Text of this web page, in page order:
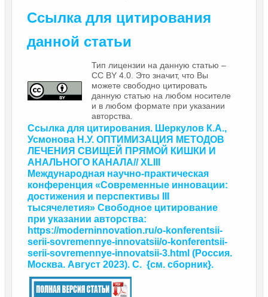
Ссылка для цитирования
данной статьи
Тип лицензии на данную статью –
CC BY 4.0. Это значит, что Вы
можете свободно цитировать
данную статью на любом носителе
и в любом формате при указании
авторства.
Ссылка для цитирования. Шеркулов К.А.,
Усмонова Н.У. ОПТИМИЗАЦИЯ МЕТОДОВ
ЛЕЧЕНИЯ СВИЩЕЙ ПРЯМОЙ КИШКИ И
АНАЛЬНОГО КАНАЛА// XLIII
Международная научно-практическая
конференция «Современные инновации:
достижения и перспективы III
тысячелетия» Свободное цитирование
при указании авторства:
https://moderninnovation.ru/o-konferentsii-
serii-sovremennye-innovatsii/o-konferentsii-
serii-sovremennye-innovatsii-3.html (Россия.
Москва. Август 2023). С. {см. сборник}.